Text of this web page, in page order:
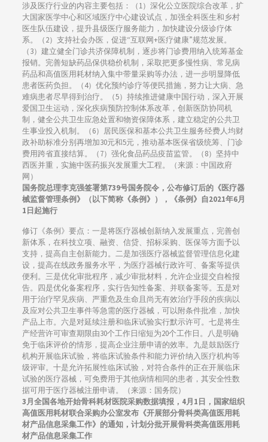
涉及医疗行业的内容主要包括：（1）深化公立医院综合改革，扩
大国家医学中心和区域医疗中心建设试点，加强全科医生和乡村
医生队伍建设，提升县级医疗服务能力，加快建设分级诊疗体
系。（2）支持社会办医，促进“互联网+医疗健康”规范发展。
（3）建立健全门诊共济保障机制，逐步将门诊费用纳入统筹基金
报销。完善短缺药品保供稳价机制，采取把更多慢性病、常见病
药品和高值医用耗材纳入集中带量采购等办法，进一步明显降低
患者医药负担。（4）优化预约诊疗等便民措施，努力让大病、急
难病患者尽早得到治疗。（5）持续推进健康中国行动，深入开展
爱国卫生运动，深化疾病预防控制体系改革，创新医防协同机
制，健全公共卫生应急处置和物资保障体系，建立稳定的公共卫
生事业投入机制。（6）居民医保和基本公共卫生服务经费人均财
政补助标准分别再增加30元和5元，推动基本医保省级统筹、门诊
费用跨省直接结算。（7）强化食品药品疫苗监管。（8）坚持中
西医并重，实施中医药振兴发展重大工程。（来源：中国政府
网）
国务院总理李克强签署第739号国务院令，公布修订后的《医疗器
械监督管理条例》（以下简称《条例》），《条例》自2021年6月
1日起施行
修订《条例》要点：一是将医疗器械创新纳入发展重点，完善创
新体系，在科技立项、融资、信贷、招标采购、医保等方面予以
支持，提高自主创新能力。二是加强医疗器械监督管理信息化建
设，提高在线政务服务水平，为医疗器械行政许可、备案等提供
便利。三是优化审批程序，减少审批材料，允许企业提交自检报
告。四是优化备案程序，实行告知性备案、并联备案等。五是对
用于治疗罕见疾病、严重危及生命且尚无有效治疗手段的疾病以
及应对公共卫生事件等急需的医疗器械，可以附条件批准，加快
产品上市。六是对延续注册和临床试验实行默示许可。七是将生
产经营许可审查期限由30个工作日缩短为20个工作日。八是明确
免于临床评价的情形，提高企业注册申请的效率。九是鼓励医疗
机构开展临床试验，将临床试验条件和能力评价纳入医疗机构等
级评审。十是允许拓展性临床试验，对符合条件的正在开展临床
试验的医疗器械，可免费用于其他病情相同的患者，其安全性数
据可用于医疗器械注册申请。（来源：国务院）
3月全国各地开始骨科耗材医院采购数据填报，4月1日，国家组织
高值医用耗材联合采购办公室发布《开展部分骨科类高值医用耗
材产品信息采集工作》的通知，计划分批开展骨科类高值医用耗
材产品信息采集工作